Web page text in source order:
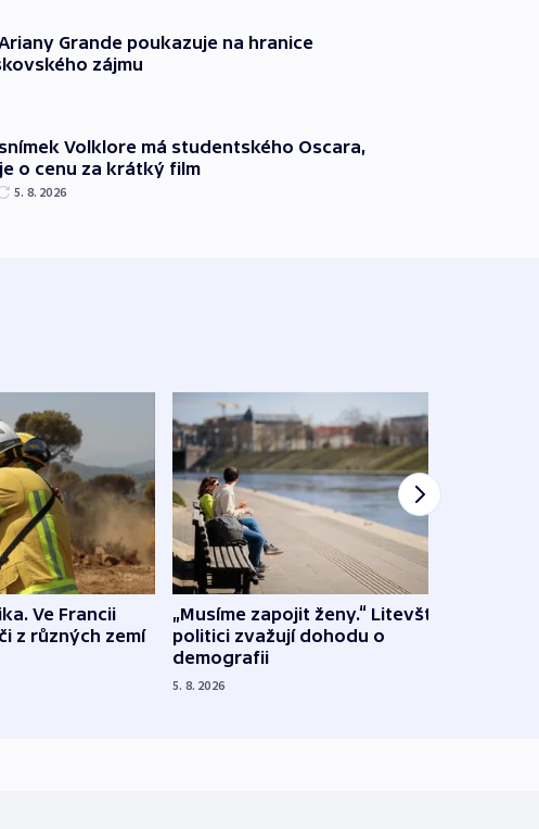
Grande poukazuje na hranice
zájmu
Volklore má studentského Oscara,
o cenu za krátký film
5. 8. 2026
Ve Francii
z různých zemí
„Musíme zapojit ženy.“ Litevští
politici zvažují dohodu o
demografii
5. 8. 2026